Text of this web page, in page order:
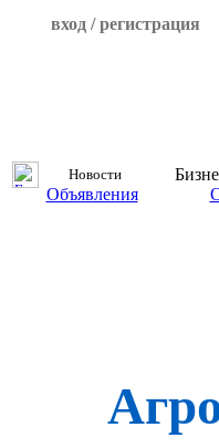
вход / регистрация
Новости
Объявления